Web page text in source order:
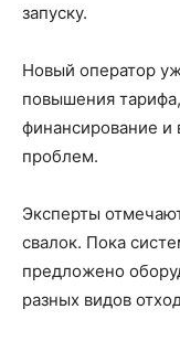
запуску.
Новый оператор
повышения
финансирование и
проблем.
Эксперты
свалок. Пока
предложено
разных видов